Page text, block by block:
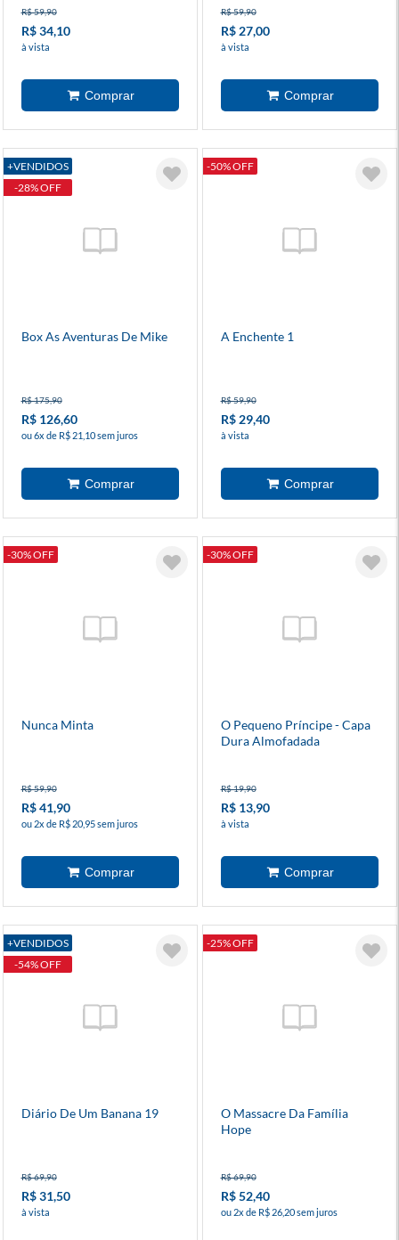
R$ 59,90
R$ 34,10
à vista
R$ 59,90
R$ 27,00
à vista
+VENDIDOS
-28% OFF
Box As Aventuras De Mike
R$ 175,90
R$ 126,60
ou 6x de R$ 21,10 sem juros
-50% OFF
A Enchente 1
R$ 59,90
R$ 29,40
à vista
-30% OFF
Nunca Minta
R$ 59,90
R$ 41,90
ou 2x de R$ 20,95 sem juros
-30% OFF
O Pequeno Príncipe - Capa
Dura Almofadada
R$ 19,90
R$ 13,90
à vista
+VENDIDOS
-54% OFF
Diário De Um Banana 19
R$ 69,90
R$ 31,50
à vista
-25% OFF
O Massacre Da Família
Hope
R$ 69,90
R$ 52,40
ou 2x de R$ 26,20 sem juros